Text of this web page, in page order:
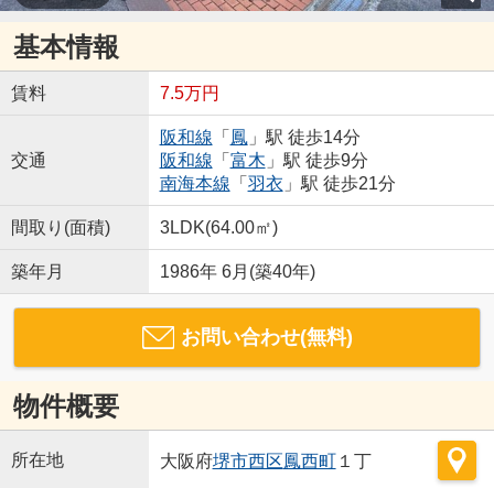
基本情報
賃料 7.5万円
交通
阪和線 「 鳳」駅 徒歩14分
阪和線 「 富木 」駅 徒歩9分
南海本線 「 羽衣 」駅 徒歩21分
間取り(面積) 3LDK(64.00㎡)
築年月 1986年 6月(築40年)
お問い合わせ(無料)
物件概要
所在地 大阪府堺市西区鳳西町１丁